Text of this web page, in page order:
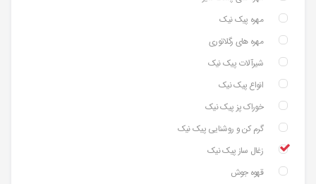
مهره پیک نیک
مهره های رگلاتوری
شیرآلات پیک نیک
انواع پیک نیک
خوراک پز پیک نیک
گرم کن و روشنایی پیک نیک
زغال ساز پیک نیک
قهوه جوش